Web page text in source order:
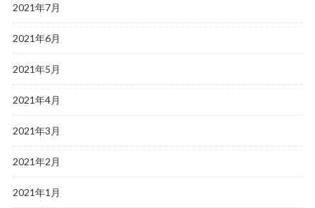
2021年7月
2021年6月
2021年5月
2021年4月
2021年3月
2021年2月
2021年1月